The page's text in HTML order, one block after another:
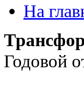
На
Годовой